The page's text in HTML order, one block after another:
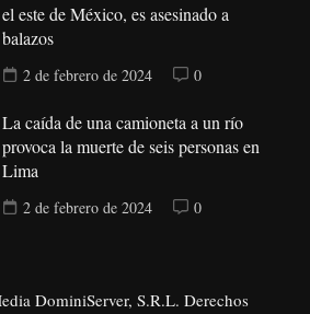
el este de México, es asesinado a
balazos
2 de febrero de 2024 0
La caída de una camioneta a un río
provoca la muerte de seis personas en
Lima
2 de febrero de 2024 0
DominiServer, S.R.L. Derechos